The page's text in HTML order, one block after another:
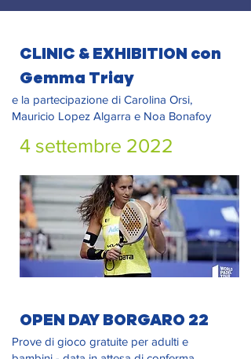
CLINIC & EXHIBITION con
Gemma Triay
e la partecipazione di Carolina Orsi,
Mauricio Lopez Algarra e Noa Bonafoy
4 settembre 2022
OPEN DAY BORGARO 22
Prove di gioco gratuite per adulti e